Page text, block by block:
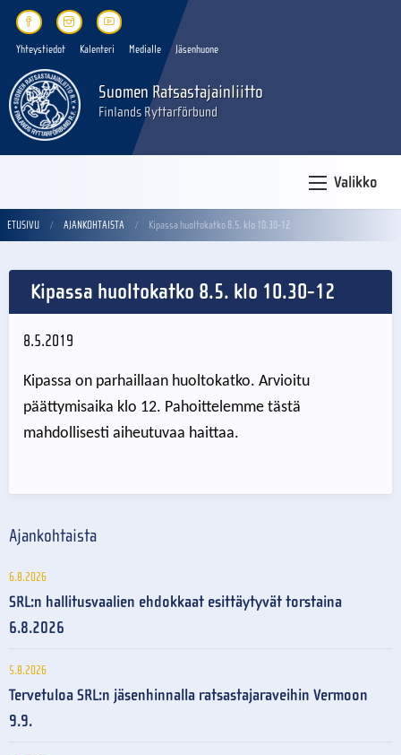
Yhteystiedot Kalenteri Medialle Jäsenhuone
Suomen Ratsastajainliitto
Finlands Ryttarförbund
Valikko
ETUSIVU AJANKOHTAISTA Kipassa huoltokatko 8.5. klo 10.30-12
Kipassa huoltokatko 8.5. klo 10.30-12
8.5.2019
Kipassa on parhaillaan huoltokatko. Arvioitu
päättymisaika klo 12. Pahoittelemme tästä
mahdollisesti aiheutuvaa haittaa.
Ajankohtaista
6.8.2026
SRL:n hallitusvaalien ehdokkaat esittäytyvät torstaina
6.8.2026
5.8.2026
Tervetuloa SRL:n jäsenhinnalla ratsastajaraveihin Vermoon
9.9.